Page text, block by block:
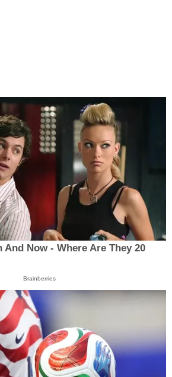
And Now - Where Are They 20
Brainberries